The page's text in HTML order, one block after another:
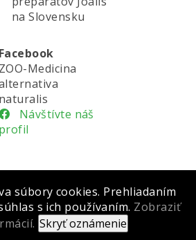
na Slovensku
Facebook
ZOO-Medicina
naturalis
Návštívte náš
profil
| Cookies |
MAN-SR, s.r.o., created by G & R, s.r.o.
súbory cookies. Prehliadaním
s ich používaním. Zobraziť